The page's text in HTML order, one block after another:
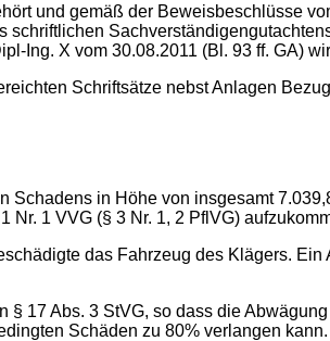
und gemäß der Beweisbeschlüsse
Ing. X vom 30.08.2011 (Bl. 93 ff. GA)
Schriftsätze nebst Anlagen
in Höhe von insgesamt
1 VVG (§ 3 Nr. 1, 2 PflVG)
das Fahrzeug des Klägers.
17 Abs. 3 StVG, so dass die
Schäden zu 80% verlangen kann.